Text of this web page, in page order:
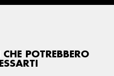
POTREBBERO